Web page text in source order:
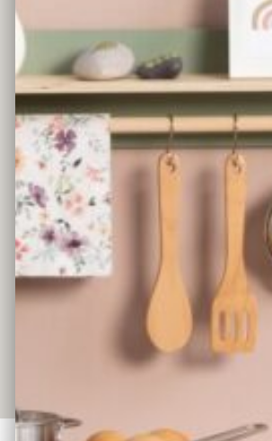
SPIELKÜCHE MAGNOLIA
Farbe
salbei/natur
Material
Holz, Schichtholz, MDF, Acrylglas